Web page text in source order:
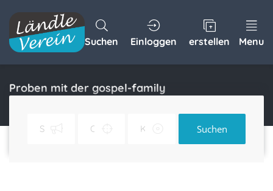
Suchen Einloggen erstellen Menu
Proben mit der gospel-family
Suchen